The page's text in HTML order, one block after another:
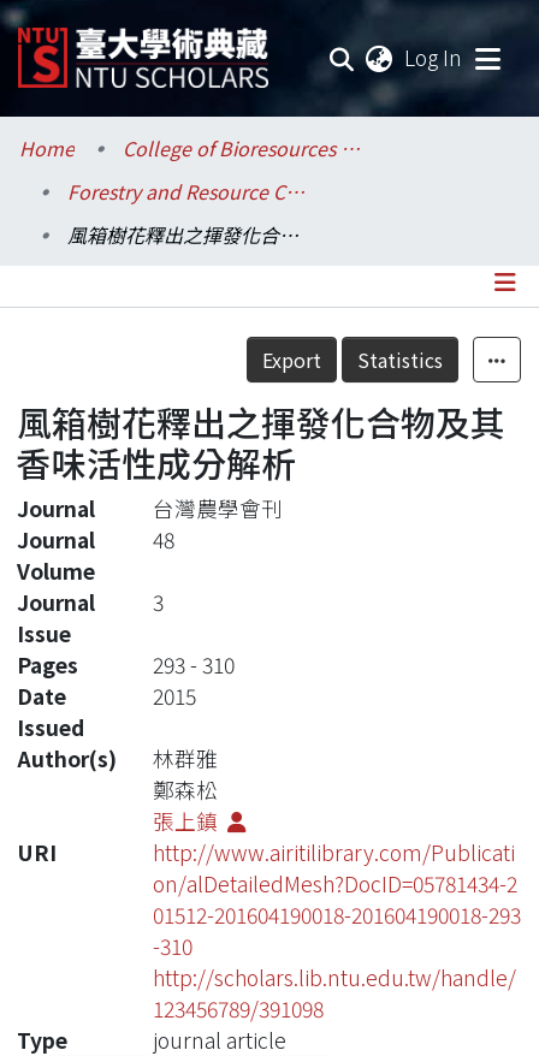
Log In
Communities & Collections
Research Outputs
Statistics
Home
College of Bioresources and Agriculture / 生物資源暨農學院
Forestry and Resource Conservation / 森林環境暨資源學系
風箱樹花釋出之揮發化合物及其香味活性成分解析
Details
Export Statistics
風箱樹花釋出之揮發化合物及其
香味活性成分解析
Journal
台灣農學會刊
Journal
Volume
48
Journal
Issue
3
Pages
293 - 310
Date
Issued
2015
Author(s)
林群雅
鄭森松
張上鎮
URI
http://www.airitilibrary.com/Publicati
on/alDetailedMesh?DocID=05781434-2
01512-201604190018-201604190018-293
-310
http://scholars.lib.ntu.edu.tw/handle/
123456789/391098
Type
journal article